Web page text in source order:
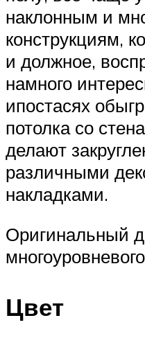
наклонным и
конструкциям,
и должное,
намного
ипостасях
потолка со
делают
различными
накладками.
Оригинальный
Цвет